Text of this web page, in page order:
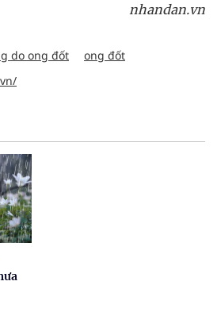
nhandan.vn
do ong đốt
ong đốt